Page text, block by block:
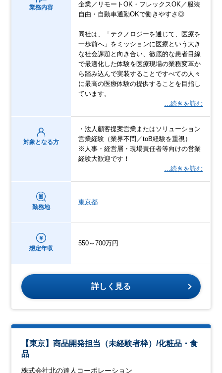
業務内容
企業／リモートOK・フレックスOK／服装
自由・自動車通勤OKで働きやすさ◎
同社は、「テクノロジーを通じて、医療を
一歩前へ」をミッションに医療という大き
な社会課題と向き合い、徹底的な患者目線
で最適化した体験を医療現場の業務変革か
ら踏み込んで実装することですべての人々
に最高の医療体験の提供することを目指し
ています。
…続きを読む
対象となる方
・法人顧客提案営業またはソリューション
営業経験（業界不問／toB経験を重視）
※人事・経営層・現場責任者等向けの営業
経験大歓迎です！
…続きを読む
勤務地
東京都
想定年収
550～700万円
詳しく見る
【東京】商品開発担当（未経験者枠）/化粧品・食
品
株式会社北の達人コーポレーション